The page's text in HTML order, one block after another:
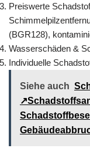
Preiswerte
(BGR128),
Wasserschäden &
Individuelle
Siehe auch